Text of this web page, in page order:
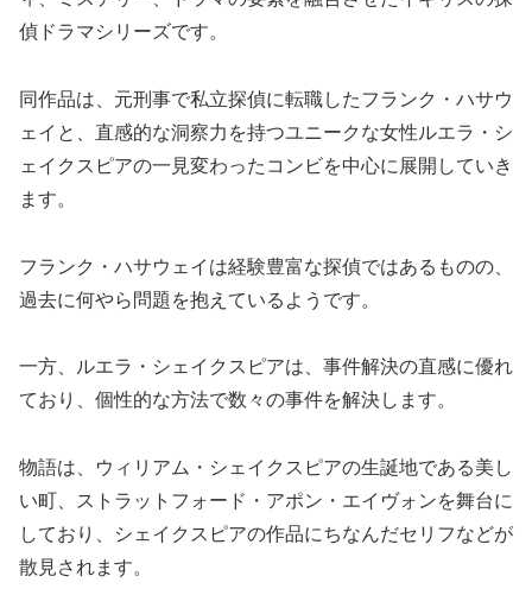
偵ドラマシリーズです。
同作品は、元刑事で私立探偵に転職したフランク・ハサウ
ェイと、直感的な洞察力を持つユニークな女性ルエラ・シ
ェイクスピアの一見変わったコンビを中心に展開していき
ます。
フランク・ハサウェイは経験豊富な探偵ではあるものの、
過去に何やら問題を抱えているようです。
一方、ルエラ・シェイクスピアは、事件解決の直感に優れ
ており、個性的な方法で数々の事件を解決します。
物語は、ウィリアム・シェイクスピアの生誕地である美し
い町、ストラットフォード・アポン・エイヴォンを舞台に
しており、シェイクスピアの作品にちなんだセリフなどが
散見されます。